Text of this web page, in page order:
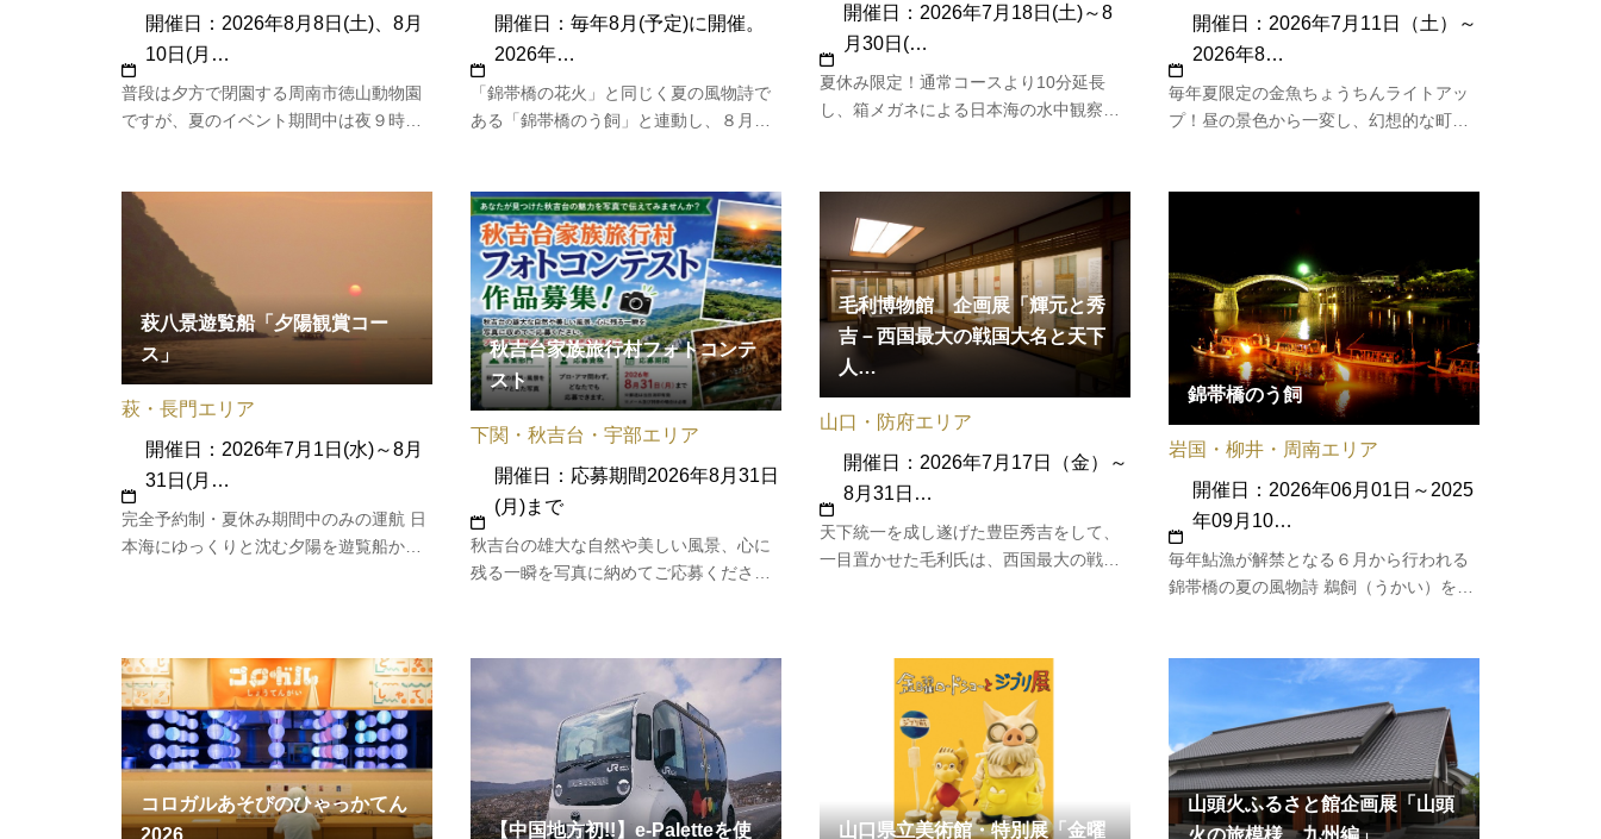
普段は夕方で閉園する周南市徳山動物園
ですが、夏のイベント期間中は夜９時ま
の姿を楽しめる人気イベントです。涼し
い時間帯にゆっくり園内を歩けるので、
子ども連れのおでかけにもぴったり…
開催日：2026年8月8日(土)、8月
10日(月…
「錦帯橋の花火」と同じく夏の風物詩で
ある「錦帯橋のう飼」と連動し、８月を
祭典月間として約２分間75発のミニ花火
が計12日間打ち上げられます。2026年の
詳細情報はこちら！
開催日：毎年8月(予定)に開催。
2026年…
夏休み限定！通常コースより10分延長
し、箱メガネによる日本海の水中観察な
常料金より割引あり！◆運航期間／2026
年7月18日（土）～8月30日（日）◆受付
時間／9:00～16:00（随時運航）◆料金
／ …
開催日：2026年7月18日(土)～8
月30日(…
毎年夏限定の金魚ちょうちんライトアッ
プ！昼の景色から一変し、幻想的な町並
開催日：2026年7月11日（土）～
2026年8…
萩八景遊覧船「夕陽観賞コー
ス」
完全予約制・夏休み期間中のみの運航 日
本海にゆっくりと沈む夕陽を遊覧船から
8月31日（月） ※完全予約制 当日の
16時までにご予約下…
萩・長門エリア
開催日：2026年7月1日(水)～8月
31日(月…
秋吉台家族旅行村フォトコンテ
スト
秋吉台の雄大な自然や美しい風景、心に
残る一瞬を写真に納めてご応募くださ
ください。
下関・秋吉台・宇部エリア
開催日：応募期間2026年8月31日
(月)まで
毛利博物館 企画展「輝元と秀
吉－西国最大の戦国大名と天下
人…
天下統一を成し遂げた豊臣秀吉をして、
一目置かせた毛利氏は、西国最大の戦国
展「輝元と秀吉－西国最大の戦国大名と
天下人－」
山口・防府エリア
開催日：2026年7月17日（金）～
8月31日…
錦帯橋のう飼
毎年鮎漁が解禁となる６月から行われる
錦帯橋の夏の風物詩 鵜飼（うかい）を、
り、協力して鮎を獲る姿は迫力満点。屋
形船では鵜を間近に見ながら、篝火の熱
を感じることができ、間近で繰り…
岩国・柳井・周南エリア
開催日：2026年06月01日～2025
年09月10…
コロガルあそびのひゃっかてん
2026
【中国地方初!!】e-Paletteを使
山口県立美術館・特別展「金曜
山頭火ふるさと館企画展「山頭
火の旅模様 九州編」